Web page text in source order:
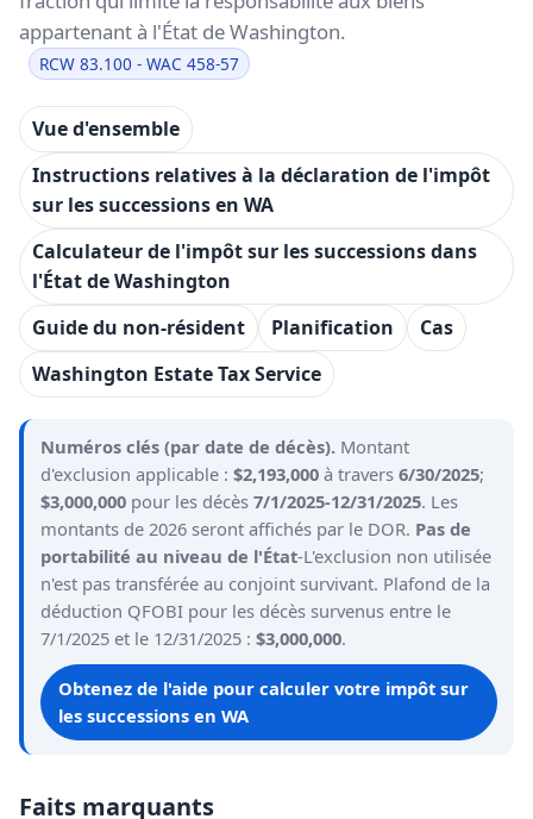
appartenant à l'État de Washington.
RCW 83.100 - WAC 458-57
Vue d'ensemble
Instructions relatives à la déclaration de l'impôt
sur les successions en WA
Calculateur de l'impôt sur les successions dans
l'État de Washington
Guide du non-résident
Planification
Cas
Washington Estate Tax Service
Numéros clés (par date de décès). Montant
d'exclusion applicable : $2,193,000 à travers 6/30/2025;
$3,000,000 pour les décès 7/1/2025-12/31/2025. Les
montants de 2026 seront affichés par le DOR. Pas de
portabilité au niveau de l'État-L'exclusion non utilisée
n'est pas transférée au conjoint survivant. Plafond de la
déduction QFOBI pour les décès survenus entre le
7/1/2025 et le 12/31/2025 : $3,000,000.
Obtenez de l'aide pour calculer votre impôt sur
les successions en WA
Faits marquants